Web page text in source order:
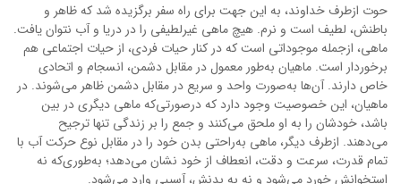
حوت ازطرف خداوند، به این جهت برای راه سفر برگزیده شد که ظاهر و
باطنش، لطیف است و نرم. هیچ ماهی غیرلطیفی را در دریا و آب نتوان یافت.
ماهی، ازجمله موجوداتی است که در کنار حیات فردی، از حیات اجتماعی هم
برخوردار است. ماهیان به‌طور معمول در مقابل دشمن، انسجام و اتحادی
خاص دارند. آن‌ها به‌صورت واحد و سریع در مقابل دشمن ظاهر می‌شوند. در
ماهیان، این خصوصیت وجود دارد که درصورتی‌که ماهی دیگری در بین
باشد، خودشان را به او ملحق می‌کنند و جمع را بر زندگی تنها ترجیح
می‌دهند. ازطرف دیگر، ماهی به‌راحتی بدن خود را در مقابل نوع حرکت آب با
تمام قدرت، سرعت و دقت، انعطاف از خود نشان می‌دهد؛ به‌طوری‌که نه
استخوانش خورد می‌شود و نه به بدنش، آسیبی وارد می‌شود.